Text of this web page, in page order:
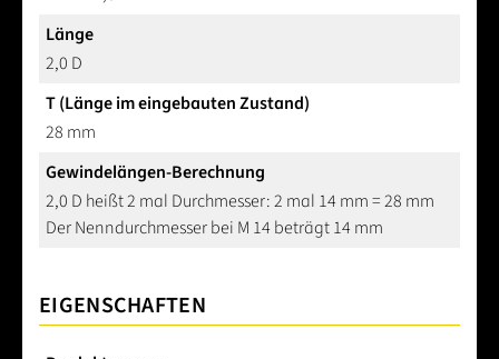
Länge
2,0 D
T (Länge im eingebauten Zustand)
28 mm
Gewindelängen-Berechnung
2,0 D heißt 2 mal Durchmesser: 2 mal 14 mm = 28 mm
Der Nenndurchmesser bei M 14 beträgt 14 mm
EIGENSCHAFTEN